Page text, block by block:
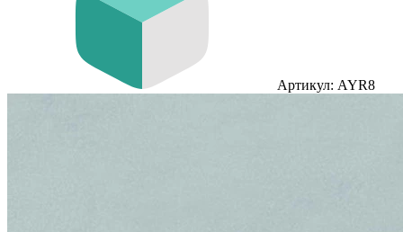
Артикул: AYR8